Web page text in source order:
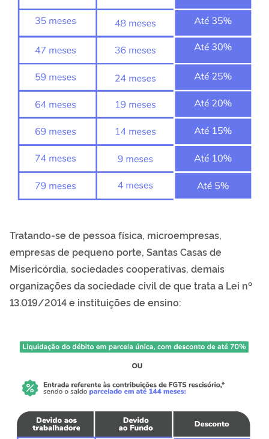
Tratando-se de pessoa física, microempresas,
empresas de pequeno porte, Santas Casas de
Misericórdia, sociedades cooperativas, demais
organizações da sociedade civil de que trata a Lei nº
13.019/2014 e instituições de ensino: